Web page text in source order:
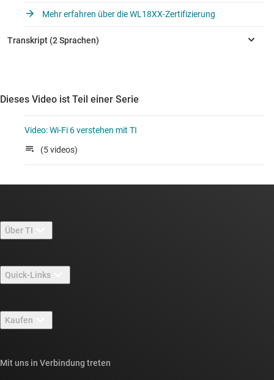
Mehr erfahren über die WL18XX-Zertifizierung
Dieses Video ist Teil einer Serie
Video: Wi-Fi 6 verstehen mit TI
(5 videos)
Über TI
Stellenangebote
Newsroom
Veranstaltungen
Quick-Links
TI E2E™-Design-Support-Foren
Querverweis-Suche
Kaufen
Mit uns in Verbindung treten